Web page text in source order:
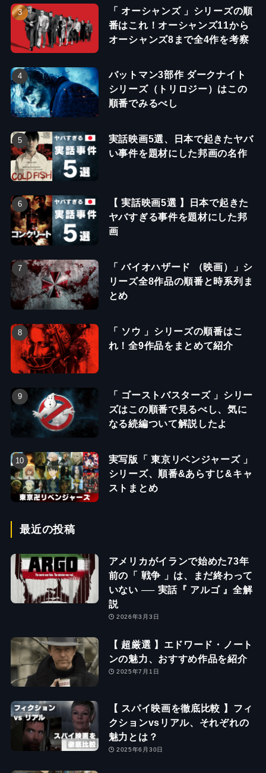
「 オーシャンズ 」シリーズの順
番はこれ！オーシャンズ11から
オーシャンズ8まで全4作を考察
バットマン3部作 ダークナイト
シリーズ（トリロジー）はこの
順番でみるべし
実話映画5選、日本で起きたヤバ
い事件を題材にした邦画の名作
【 実話映画5選 】日本で起きた
ヤバすぎる事件を題材にした邦
画
「 バイオハザード （映画）」シ
リーズ全8作品の順番と時系列ま
とめ
「 ソウ 」シリーズの順番はこ
れ！全9作品をまとめて紹介
「 ゴーストバスターズ 」シリー
ズはこの順番で見るべし、気に
なる続編ついて解説したよ
実写版「 東京リベンジャーズ 」
シリーズ、順番&あらすじ&キャ
ストまとめ
最近の投稿
アメリカがイランで始めた73年
前の「 戦争 」は、まだ終わって
いない ── 実話『 アルゴ 』全解
説
2026年3月3日
【 超厳選 】エドワード・ノート
ンの魅力、おすすめ作品を紹介
2025年7月1日
【 スパイ映画を徹底比較 】フィ
クションvsリアル、それぞれの
魅力とは？
2025年6月30日